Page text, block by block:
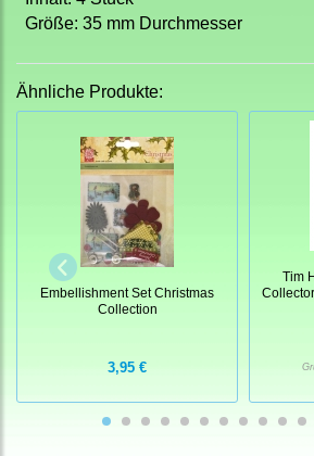
Größe: 35 mm Durchmesser
Ähnliche Produkte:
Embellishment Set Christmas
Collection
3,95 €
Tim